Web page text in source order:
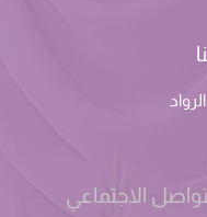
الاجتماعي